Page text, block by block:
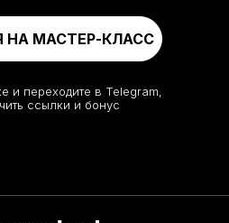
НА МАСТЕР-КЛАСС
и переходите в Telegram,
ссылки и бонус